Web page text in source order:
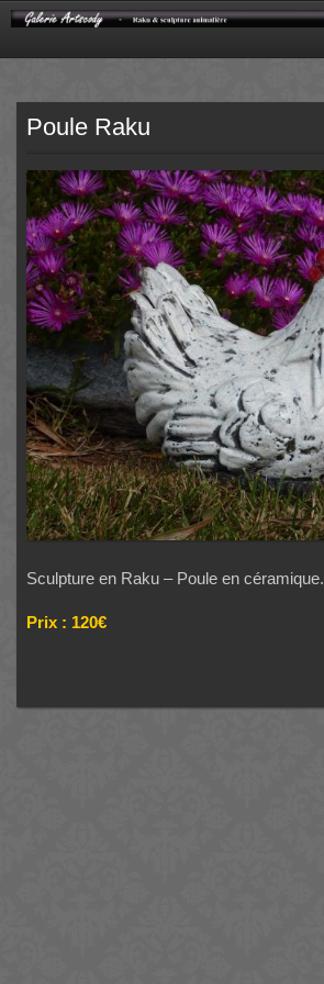
Poule Raku
Sculpture en Raku – Poule en céramique.
Prix : 120€